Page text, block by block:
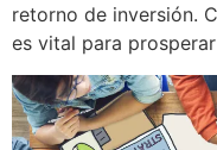
retorno de inversión.
es vital para